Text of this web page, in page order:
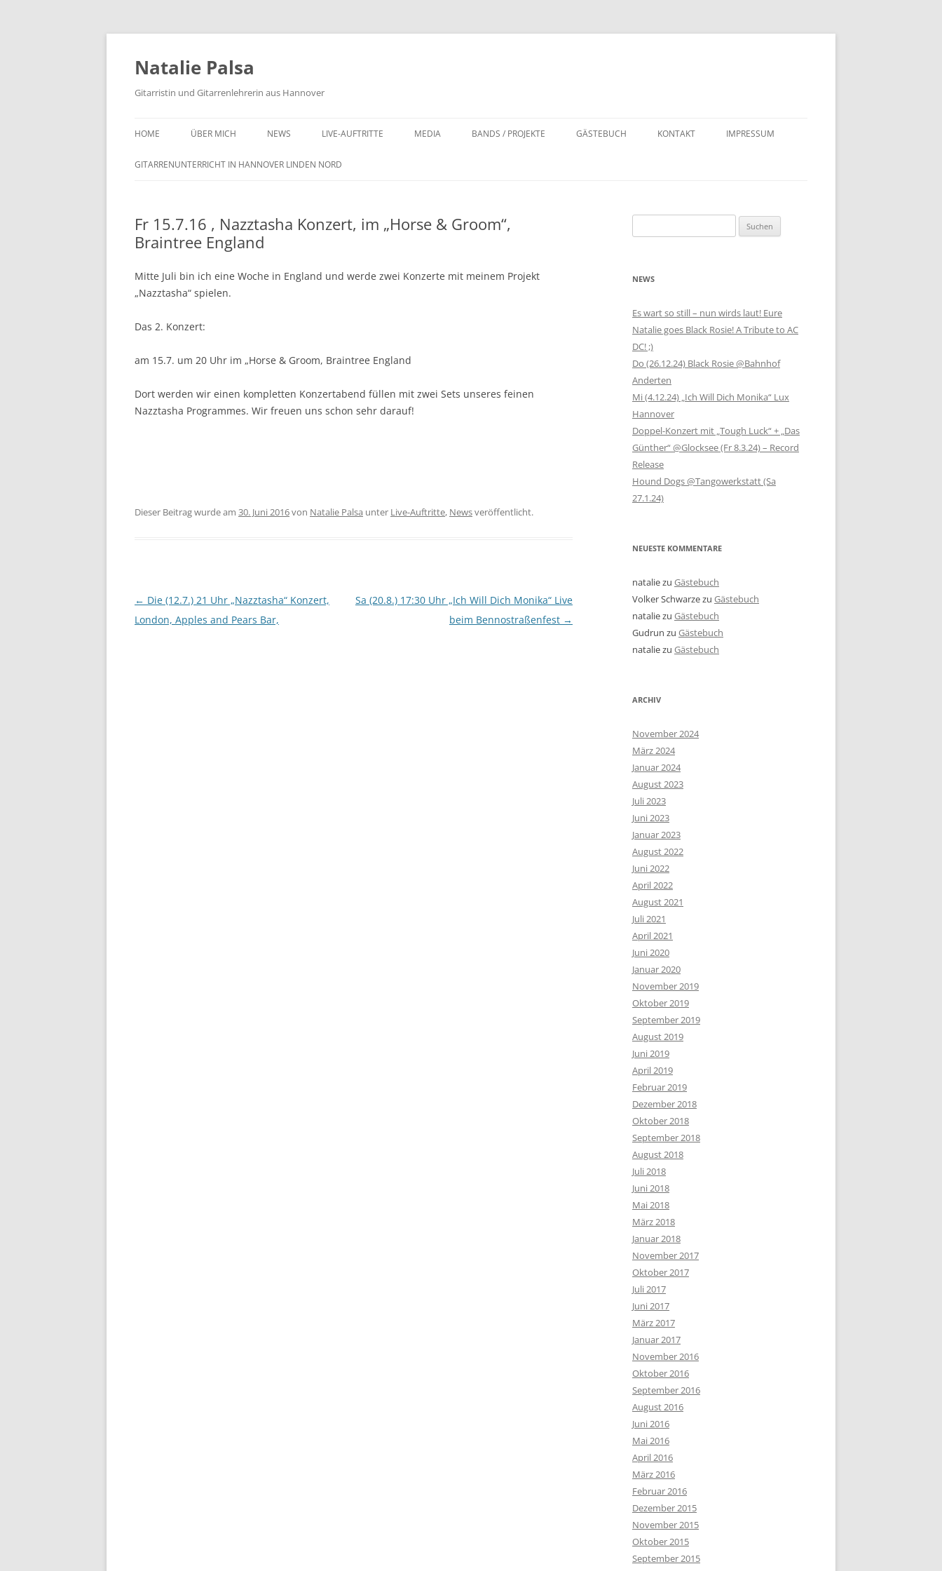
Zum
Natalie Palsa
Gitarristin und Gitarrenlehrerin aus Hannover
HOME ÜBER MICH NEWS LIVE-AUFTRITTE MEDIA
VIDEOS
BANDS / PROJEKTE GÄSTEBUCH KONTAKT IMPRESSUM
GITARRENUNTERRICHT IN HANNOVER LINDEN NORD
Fr 15.7.16 , Nazztasha Konzert, im „Horse & Groom“,
Braintree England
Mitte Juli bin ich eine Woche in England und werde zwei Konzerte mit meinem Projekt
„Nazztasha“ spielen.
Das 2. Konzert:
am 15.7. um 20 Uhr im „Horse & Groom, Braintree England
Dort werden wir einen kompletten Konzertabend füllen mit zwei Sets unseres feinen
Nazztasha Programmes. Wir freuen uns schon sehr darauf!
Dieser Beitrag wurde am 30. Juni 2016von Natalie Palsa unter Live-Auftritte, Newsveröffentlicht.
Beitragsnavigation
← Die (12.7.) 21 Uhr „Nazztasha“ Konzert,
London, Apples and Pears Bar,
Sa (20.8.) 17:30 Uhr „Ich Will Dich Monika“ Live
beim Bennostraßenfest →
nach:
NEWS
Es wart so still – nun wirds laut! Eure
Natalie goes Black Rosie! A Tribute to AC
DC! ;)
Do (26.12.24) Black Rosie @Bahnhof
Anderten
Mi (4.12.24) „Ich Will Dich Monika“ Lux
Hannover
Doppel-Konzert mit „Tough Luck“ + „Das
Günther“ @Glocksee (Fr 8.3.24) – Record
Release
Hound Dogs @Tangowerkstatt (Sa
27.1.24)
NEUESTE KOMMENTARE
nataliezu Gästebuch
Volker Schwarzezu Gästebuch
nataliezu Gästebuch
Gudrun zu Gästebuch
nataliezu Gästebuch
ARCHIV
November 2024
März 2024
Januar 2024
August 2023
Juli 2023
Juni 2023
Januar 2023
August 2022
Juni 2022
April 2022
August 2021
Juli 2021
April 2021
Juni 2020
Januar 2020
November 2019
Oktober 2019
September 2019
August 2019
Juni 2019
April 2019
Februar 2019
Dezember 2018
Oktober 2018
September 2018
August 2018
Juli 2018
Juni 2018
Mai 2018
März 2018
Januar 2018
November 2017
Oktober 2017
Juli 2017
Juni 2017
März 2017
Januar 2017
November 2016
Oktober 2016
September 2016
August 2016
Juni 2016
Mai 2016
April 2016
März 2016
Februar 2016
Dezember 2015
November 2015
Oktober 2015
September 2015